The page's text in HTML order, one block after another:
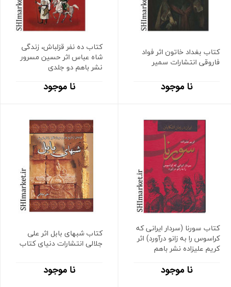
کتاب بغداد خاتون اثر فواد
فاروقی انتشارات سمیر
نا موجود
کتاب ده نفر قزلباش، زندگی
شاه عباس اثر حسین مسرور
نشر باهم دو جلدی
نا موجود
کتاب سورنا (سردار ایرانی که
کراسوس را به زانو درآورد) اثر
کریم علیزاده نشر باهم
نا موجود
کتاب شبهای بابل اثر علی
جلالی انتشارات دنیای کتاب
نا موجود